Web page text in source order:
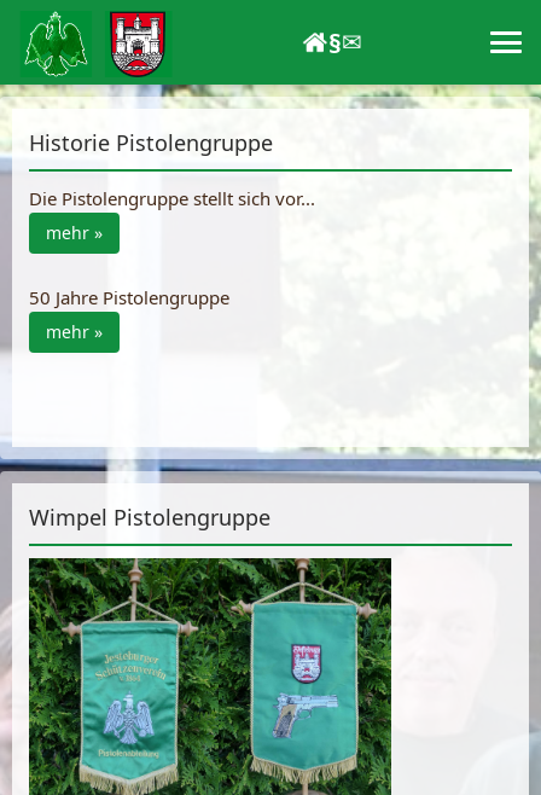
§✉
Historie Pistolengruppe
Die Pistolengruppe stellt sich vor...
mehr »
50 Jahre Pistolengruppe
mehr »
Wimpel Pistolengruppe